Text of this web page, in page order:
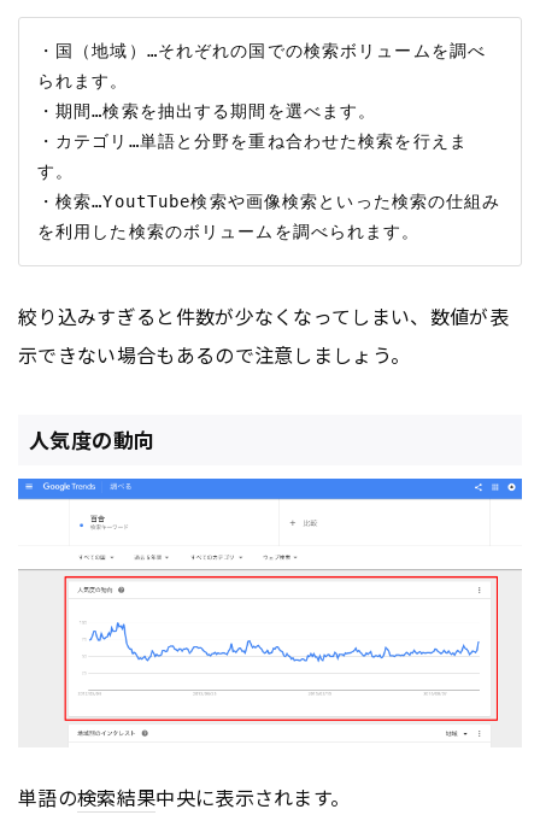
・国（地域）…それぞれの国での検索ボリュームを調べ
られます。
・期間…検索を抽出する期間を選べます。
・カテゴリ…単語と分野を重ね合わせた検索を行えま
す。
・検索…YoutTube検索や画像検索といった検索の仕組み
絞り込みすぎると件数が少なくなってしまい、数値が表
示できない場合もあるので注意しましょう。
人気度の動向
単語の検索結果中央に表示されます。